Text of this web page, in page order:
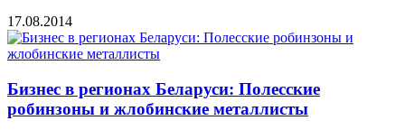
17.08.2014
Бизнес в регионах Беларуси: Полесские
робинзоны и жлобинские металлисты